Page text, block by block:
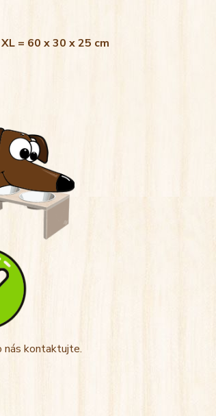
= 60 x 30 x 25 cm
nás kontaktujte.